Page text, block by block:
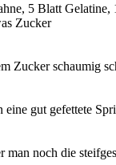
5 Blatt
Zucker
schaumig
gut gefettete
noch die